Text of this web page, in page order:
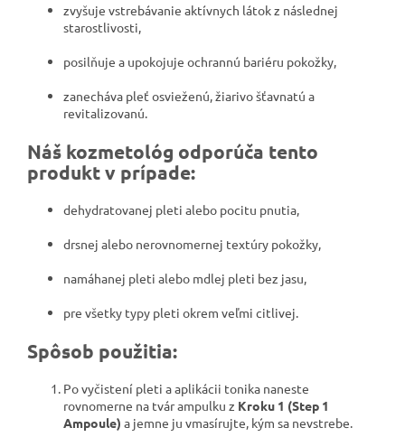
zvyšuje vstrebávanie aktívnych látok z následnej
starostlivosti,
posilňuje a upokojuje ochrannú bariéru pokožky,
zanecháva pleť osvieženú, žiarivo šťavnatú a
revitalizovanú.
Náš kozmetológ odporúča tento
produkt v prípade:
dehydratovanej pleti alebo pocitu pnutia,
drsnej alebo nerovnomernej textúry pokožky,
namáhanej pleti alebo mdlej pleti bez jasu,
pre všetky typy pleti okrem veľmi citlivej.
Spôsob použitia:
Po vyčistení pleti a aplikácii tonika naneste
rovnomerne na tvár ampulku z Kroku 1 (Step 1
Ampoule) a jemne ju vmasírujte, kým sa nevstrebe.